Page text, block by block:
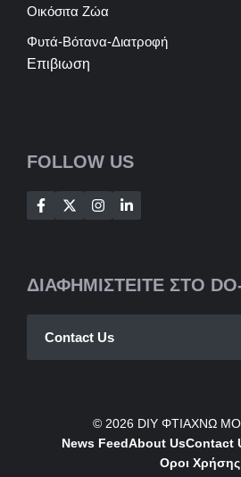
Οικόσιτα Ζώα
Φυτά-Βότανα-Διατροφή
Επιβιωση
FOLLOW US
ΔΙΑΦΗΜΙΣΤΕΙΤΕ ΣΤΟ
Contact Us
© 2026 DIY ΦΤΙΑΧΝΩ
News FeedAbout UsContact
Οροι Χρήσης